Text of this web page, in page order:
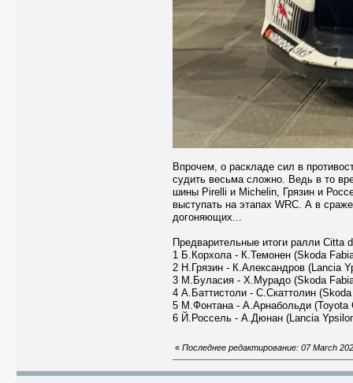
Впрочем, о раскладе сил в
судить весьма сложно. Ведь в то
шины Pirelli и Michelin, Грязин и
выступать на этапах WRC. А в
догоняющих...
Предварительные итоги ралли Citta
1 Б.Корхола - К.Темонен (Skoda
2 Н.Грязин - К.Александров (Lancia
3 М.Буласия - Х.Мурадо (Skoda
4 А.Баттистоли - С.Скаттолин
5 М.Фонтана - А.Арнабольди
6 Й.Россель - А.Дюнан (Lancia
« Последнее редактирование: 07 March